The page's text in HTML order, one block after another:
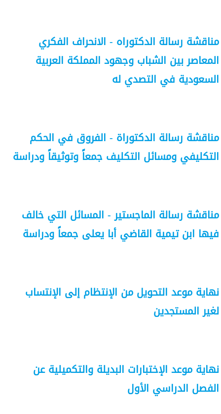
مناقشة رسالة الدكتوراه - الانحراف الفكري
المعاصر بين الشباب وجهود المملكة العربية
السعودية في التصدي له
مناقشة رسالة الدكتوراة - الفروق في الحكم
التكليفي ومسائل التكليف جمعاً وتوثيقاً ودراسة
مناقشة رسالة الماجستير - المسائل التي خالف
فيها ابن تيمية القاضي أبا يعلى جمعاً ودراسة
نهاية موعد التحويل من الإنتظام إلى الإنتساب
لغير المستجدين
نهاية موعد الإختبارات البديلة والتكميلية عن
الفصل الدراسي الأول